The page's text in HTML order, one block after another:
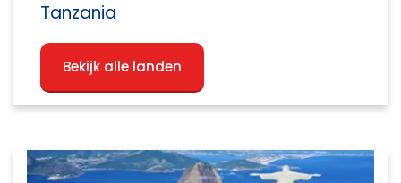
Tanzania
Bekijk alle landen